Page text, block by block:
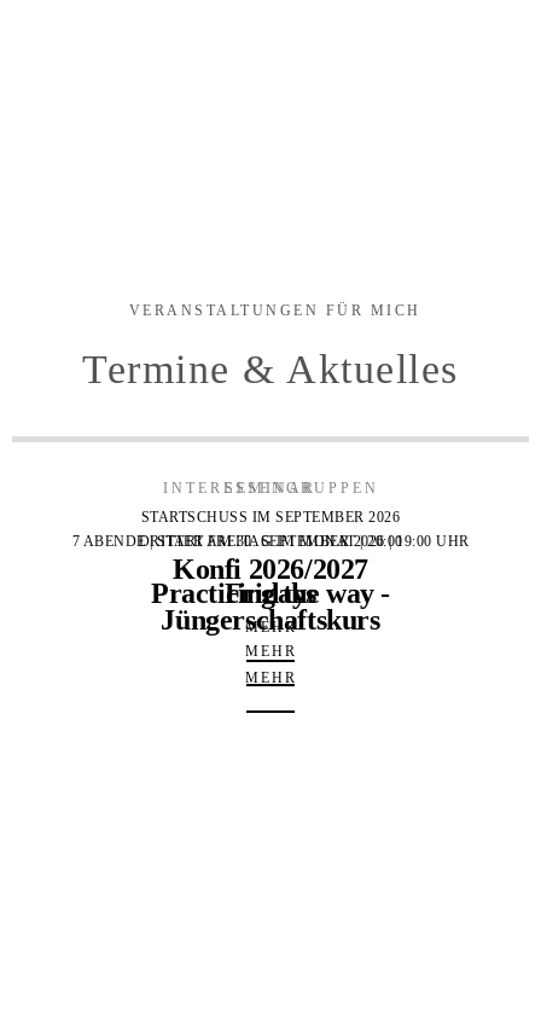
VERANSTALTUNGEN FÜR MICH
Termine & Aktuelles
INTERESSENGRUPPEN
DRITTER FREITAG IM MONAT | 20:00
Fridays
MEHR
STARTSCHUSS IM SEPTEMBER 2026
Konfi 2026/2027
MEHR
SEMINAR
7 ABENDE | START AM 30. SEPTEMBER 2026 | 19:00 UHR
Practicing the way -
Jüngerschaftskurs
MEHR